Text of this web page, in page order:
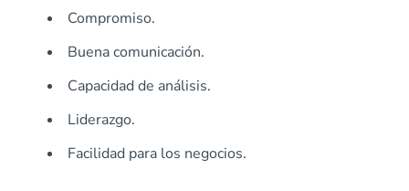
Compromiso.
Buena comunicación.
Capacidad de análisis.
Liderazgo.
Facilidad para los negocios.